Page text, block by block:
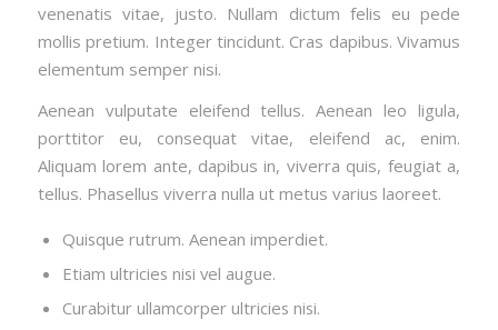
venenatis vitae, justo. Nullam dictum felis eu pede
mollis pretium. Integer tincidunt. Cras dapibus. Vivamus
elementum semper nisi.
Aenean vulputate eleifend tellus. Aenean leo ligula,
porttitor eu, consequat vitae, eleifend ac, enim.
Aliquam lorem ante, dapibus in, viverra quis, feugiat a,
tellus. Phasellus viverra nulla ut metus varius laoreet.
Quisque rutrum. Aenean imperdiet.
Etiam ultricies nisi vel augue.
Curabitur ullamcorper ultricies nisi.